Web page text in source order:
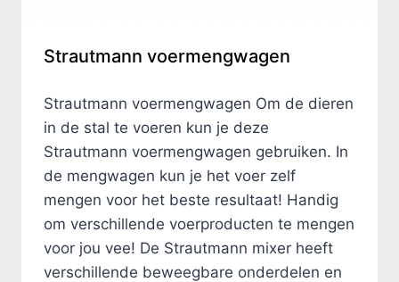
Strautmann voermengwagen
Strautmann voermengwagen Om de dieren
in de stal te voeren kun je deze
Strautmann voermengwagen gebruiken. In
de mengwagen kun je het voer zelf
mengen voor het beste resultaat! Handig
om verschillende voerproducten te mengen
voor jou vee! De Strautmann mixer heeft
verschillende beweegbare onderdelen en